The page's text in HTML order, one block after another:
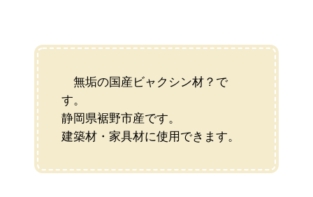
無垢の国産ビャクシン材？で
す。
静岡県裾野市産です。
建築材・家具材に使用できます。